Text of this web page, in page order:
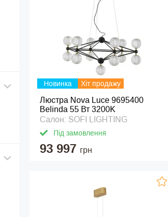
Новинка Хіт продажу
Люстра Nova Luce 9695400
Belinda 55 Вт 3200K
Салон: SOFI LIGHTING
Під замовлення
93 997 грн